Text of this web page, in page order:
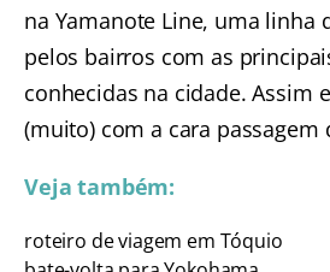
na Yamanote Line, uma linha
pelos bairros com as
conhecidas na cidade. Assim
(muito) com a cara passagem
Veja também:
roteiro de viagem em Tóquio